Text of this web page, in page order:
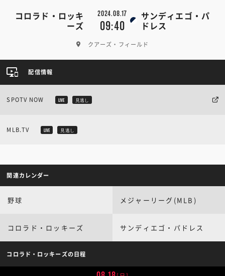
コロラド・ロッキ
ーズ
2024.08.17
09:40
サンディエゴ・パ
ドレス
クアーズ・フィールド
配信情報
SPOTV NOW LIVE 見逃し
MLB.TV LIVE 見逃し
関連カレンダー
野球 メジャーリーグ(MLB)
コロラド・ロッキーズ サンディエゴ・パドレス
コロラド・ロッキーズの日程